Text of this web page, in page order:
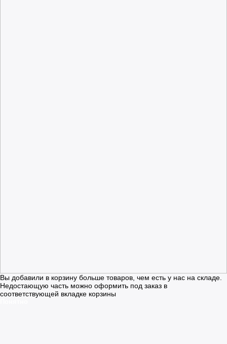
Вы добавили в корзину больше товаров, чем есть у нас на складе.
Недостающую часть можно оформить под заказ в
соответствующей вкладке корзины